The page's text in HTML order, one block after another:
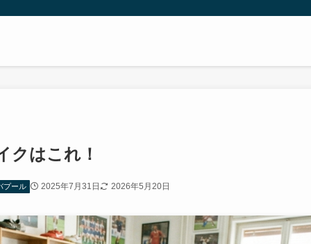
クはこれ！
プール 2025年7月31日 2026年5月20日